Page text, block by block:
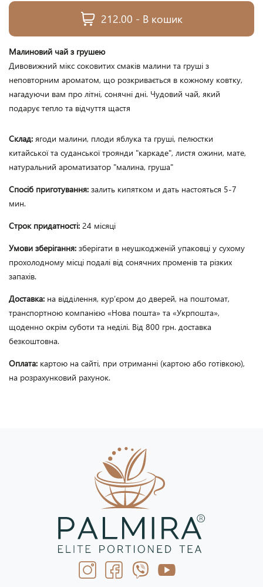
212.00 - В кошик
Малиновий чай з грушею
Дивовижний мікс соковитих смаків малини та груші з
неповторним ароматом, що розкривається в кожному ковтку,
нагадуючи вам про літні, сонячні дні. Чудовий чай, який
подарує тепло та відчуття щастя
Склад: ягоди малини, плоди яблука та груші, пелюстки
китайської та суданської троянди "каркаде", листя ожини, мате,
натуральний ароматизатор "малина, груша"
Спосіб приготування: залить кипятком и дать настояться 5-7
мин.
Строк придатності: 24 місяці
Умови зберігання: зберігати в неушкодженій упаковці у сухому
прохолодному місці подалі від сонячних променів та різких
запахів.
Доставка: на відділення, кур’єром до дверей, на поштомат,
транспортною компанією «Нова пошта» та «Укрпошта»,
щоденно окрім суботи та неділі. Від 800 грн. доставка
безкоштовна.
Оплата: картою на сайті, при отриманні (картою або готівкою),
на розрахунковий рахунок.